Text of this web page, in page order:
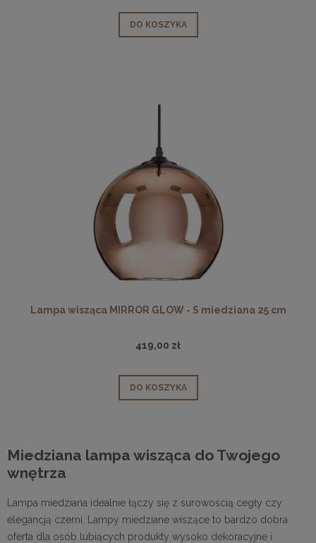
DO KOSZYKA
Lampa wisząca MIRROR GLOW - S miedziana 25 cm
419,00 zł
DO KOSZYKA
Miedziana lampa wisząca do Twojego
wnętrza
Lampa miedziana idealnie łączy się z surowością cegły czy
elegancją czerni. Lampy miedziane wiszące to bardzo dobra
oferta dla osób lubiących produkty wysoko dekoracyjne i